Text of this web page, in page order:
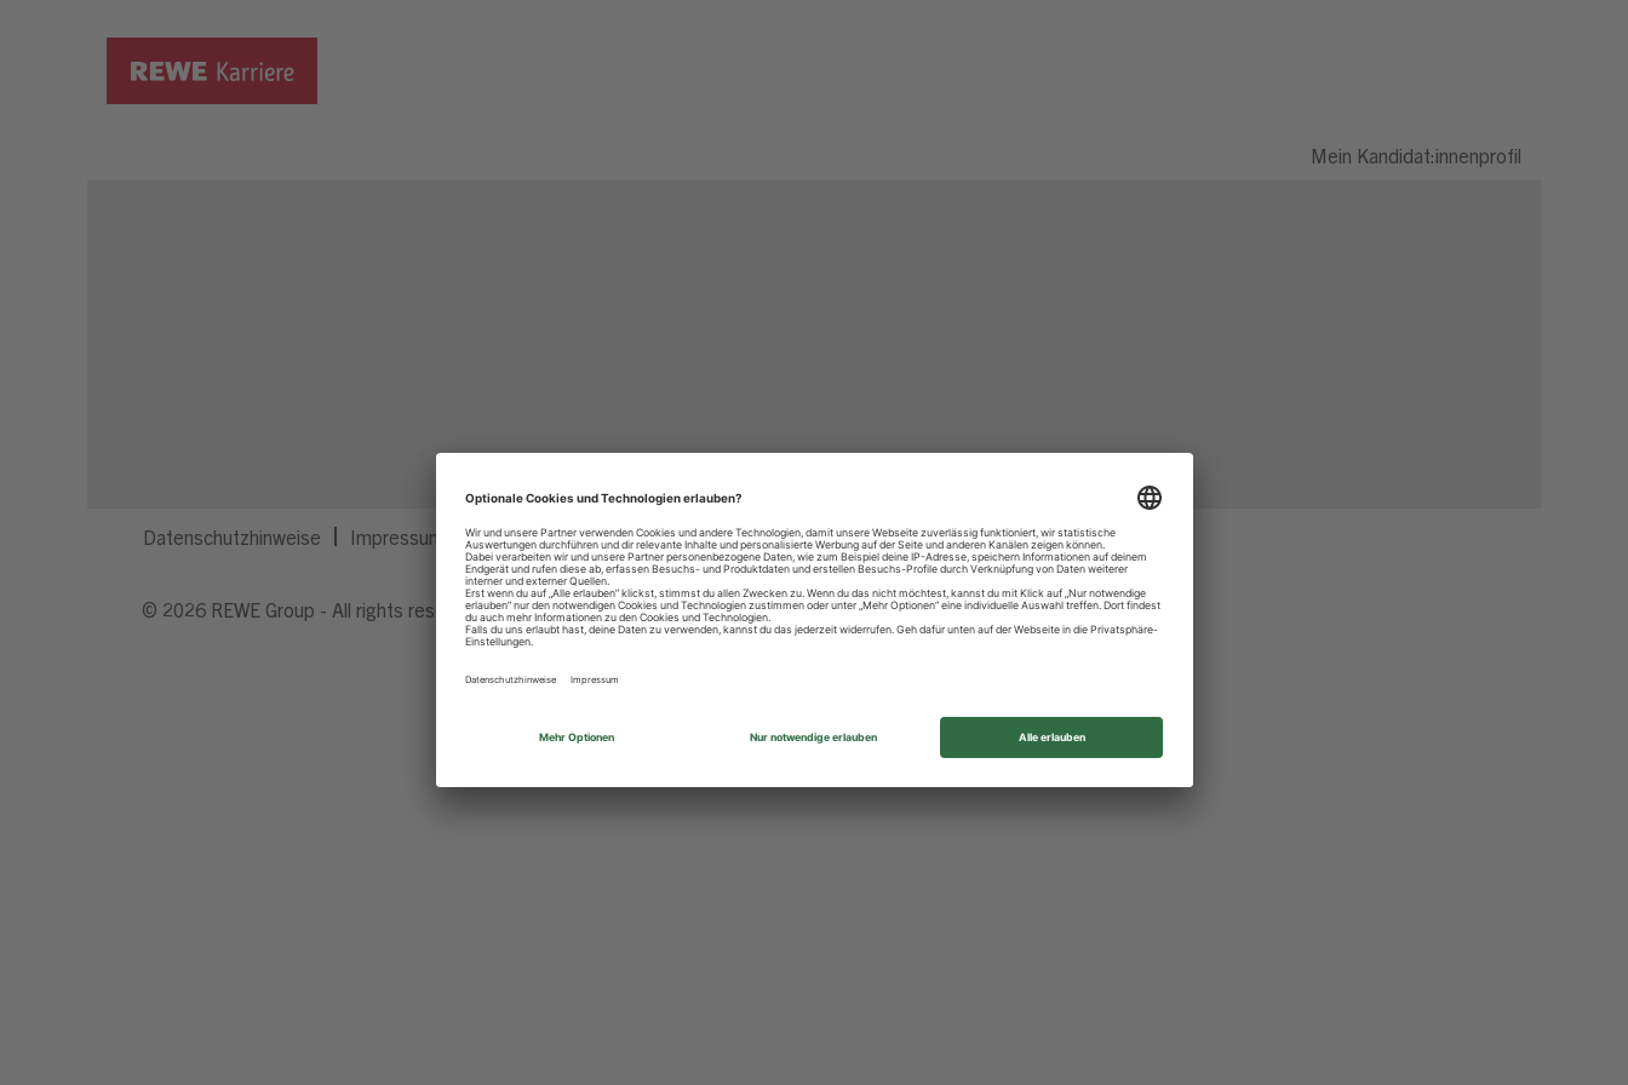
Mein Kandidat:innenprofil
Datenschutzhinweise Impressum Privatsphäre-Einstellungen
© 2026 REWE Group - All rights reserved